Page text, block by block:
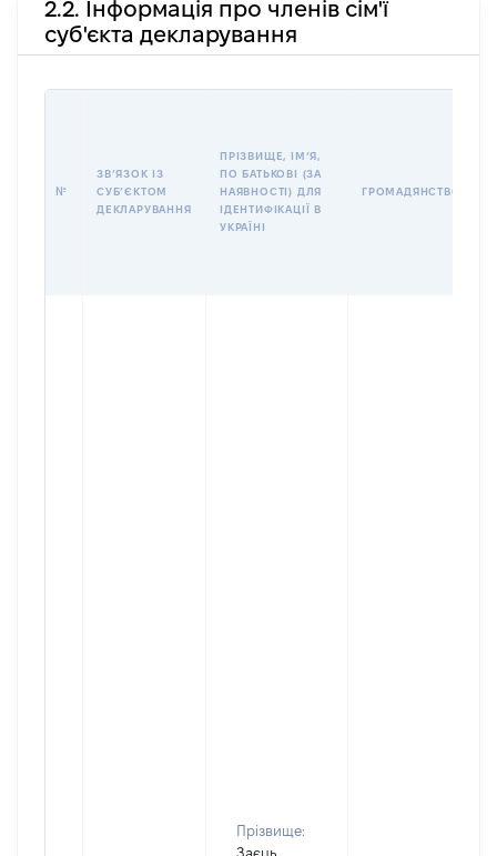
2.2. Інформація про членів сім'ї
суб'єкта декларування
№
ЗВʼЯЗОК ІЗ
СУБʼЄКТОМ
ДЕКЛАРУВАННЯ
ПРІЗВИЩЕ, ІМʼЯ,
ПО БАТЬКОВІ (ЗА
НАЯВНОСТІ) ДЛЯ
ІДЕНТИФІКАЦІЇ В
УКРАЇНІ
ГРОМАДЯНСТВО
Прізвище:
Заєць